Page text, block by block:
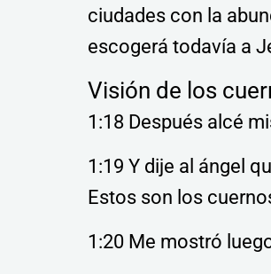
ciudades con la
escogerá todavía a
Visión de los
1:18 Después alcé
1:19 Y dije al ángel
Estos son los
1:20 Me mostró